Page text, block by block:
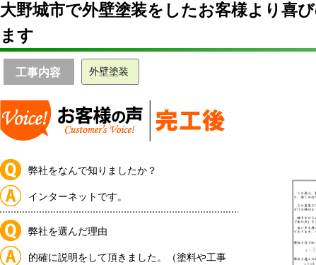
大野城市で外壁塗装をしたお客様より喜
ます
工事内容 外壁塗装
弊社をなんで知りましたか？
インターネットです。
弊社を選んだ理由
的確に説明をして頂きました。（塗料や工事